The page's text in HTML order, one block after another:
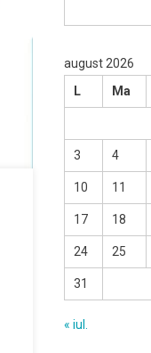
august 2026
L
Ma
3 4
10 11
17 18
24 25
31
« iul.